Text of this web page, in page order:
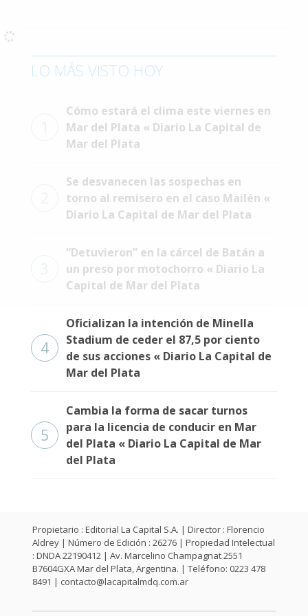
La
Ciudad
Clasificados
LO MÁS VISTO HOY
Cómo estará el clima este viernes en
Mar del Plata « Diario La Capital de
Mar del Plata
Se desvanecen las sospechas en
torno al remisero en el caso Mailén «
Diario La Capital de Mar del Plata
“Detuvieron” en la cárcel de Batán a
un preso por motochorro « Diario La
Capital de Mar del Plata
4
Oficializan la intención de Minella
Stadium de ceder el 87,5 por ciento
de sus acciones « Diario La Capital de
Mar del Plata
5
Cambia la forma de sacar turnos
para la licencia de conducir en Mar
del Plata « Diario La Capital de Mar
del Plata
Propietario : Editorial La Capital S.A. | Director : Florencio
Aldrey | Número de Edición : 26276 | Propiedad Intelectual
: DNDA 22190412 | Av. Marcelino Champagnat 2551
B7604GXA Mar del Plata, Argentina. | Teléfono: 0223 478
8491 | contacto@lacapitalmdq.com.ar